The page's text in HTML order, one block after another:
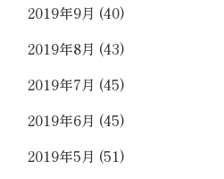
2019年9月 (40)
2019年8月 (43)
2019年7月 (45)
2019年6月 (45)
2019年5月 (51)